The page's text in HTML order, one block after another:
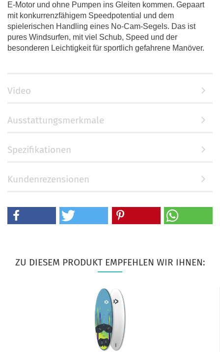
E-Motor und ohne Pumpen ins Gleiten kommen. Gepaart
mit konkurrenzfähigem Speedpotential und dem
spielerischen Handling eines No-Cam-Segels. Das ist
pures Windsurfen, mit viel Schub, Speed und der
besonderen Leichtigkeit für sportlich gefahrene Manöver.
Video
Ausstattungsmerkmale
Spezifikationen
Kundenrezensionen
ZU DIESEM PRODUKT EMPFEHLEN WIR IHNEN: